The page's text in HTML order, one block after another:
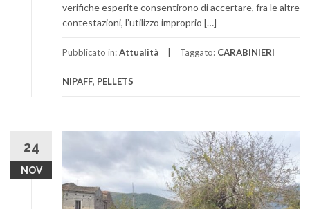
verifiche esperite consentirono di accertare, fra le altre
contestazioni, l’utilizzo improprio […]
Pubblicato in:Attualità Taggato: CARABINIERI
NIPAFF, PELLETS
24
NOV